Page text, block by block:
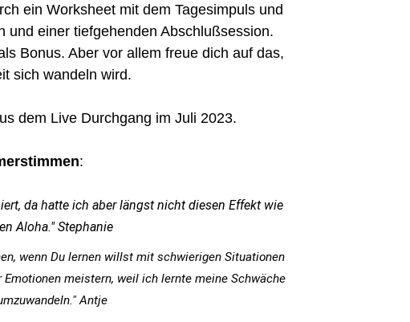
ein Worksheet mit dem Tagesimpuls und
und einer tiefgehenden Abschlußsession.
Bonus. Aber vor allem freue dich auf das,
sich wandeln wird.
dem Live Durchgang im Juli 2023.
:
da hatte ich aber längst nicht diesen Effekt wie
Aloha." Stephanie
wenn Du lernen willst mit schwierigen Situationen
meistern, weil ich lernte meine Schwäche
Antje